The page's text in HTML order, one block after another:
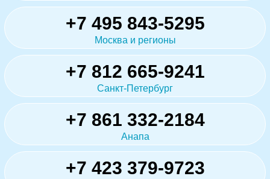
+7 495 843-5295
Москва и регионы
+7 812 665-9241
Санкт-Петербург
+7 861 332-2184
Анапа
+7 423 379-9723